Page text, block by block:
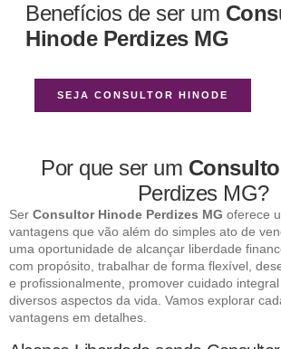
Benefícios de ser um
Hinode Perdizes MG
SEJA CONSULTOR HINODE
Por que ser um
Perdizes MG?
Ser Consultor Hinode Perdizes MG oferece
vantagens que vão além do simples ato de
uma oportunidade de alcançar liberdade
com propósito, trabalhar de forma flexível,
e profissionalmente, promover cuidado
diversos aspectos da vida. Vamos explorar
vantagens em detalhes.